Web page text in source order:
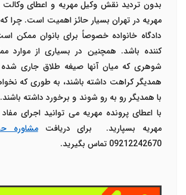
بدون تردید نقش وکیل مهریه و اعطایوکالت
مهریه در تهرانبسیار حائز اهمیت است. چرا
دادگاه خانواده خصوصاً برای بانوان ممکن
کننده باشد. همچنین در بسیاری از
شوهری که میان آنها صیغه طلاق جاری
همدیگر کراهت داشته باشند، به طوری که
با همدیگر رو به رو شوند و برخورد داشته
با اعطای پرونده مهریه می توانید اجرای
مهریه بسپارید. برای دریافتمشاوره
09212242670 تماس بگیرید.